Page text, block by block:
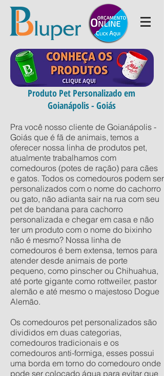
Produto Pet Personalizado em
Goianápolis - Goiás
Pra você nosso cliente de Goianápolis -
Goiás que é fã de animais, temos a
oferecer nossa linha de produtos pet,
atualmente trabalhamos com
comedouros (potes de ração) para cães
e gatos. Todos os comedouros podem ser
personalizados com o nome do cachorro
ou gato, não adianta sair na rua com seu
pet de bandana para cachorro
personalizada e chegar em casa e não
ter um produto com o nome do bixinho
não é mesmo? Nossa linha de
comedouros é bem extensa, temos para
atender desde animais de porte
pequeno, como pinscher ou Chihuahua,
até porte gigante como rottweiler, pastor
alemão e até mesmo o majestoso Dogue
Alemão.
Os comedouros pet personalizados são
divididos em duas categorias,
comedouros tradicionais e os
comedouros anti-formiga, esses possui
uma borda em torno do comedouro onde
pode ser colocado água para evitar que